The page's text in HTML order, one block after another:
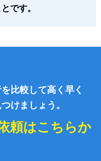
です。
比較して高く早く
けましょう。
頼はこちらか